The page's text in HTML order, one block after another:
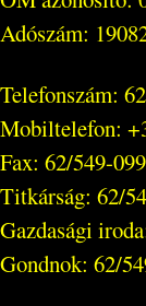
Adószám:
Telefonszám:
Mobiltelefon:
Fax: 62/549-099
Titkárság: 62/
Gazdasági
Gondnok: 62/